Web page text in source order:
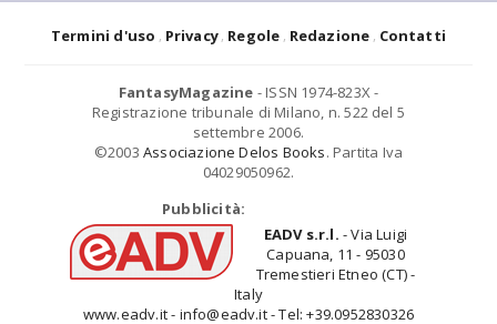
Termini d'uso Privacy Regole Redazione Contatti
FantasyMagazine - ISSN 1974-823X -
Registrazione tribunale di Milano, n. 522 del 5
settembre 2006.
©2003 Associazione Delos Books. Partita Iva
04029050962.
Pubblicità:
EADV s.r.l. - Via Luigi
Capuana, 11 - 95030
Tremestieri Etneo (CT) -
Italy
www.eadv.it - info@eadv.it - Tel: +39.0952830326